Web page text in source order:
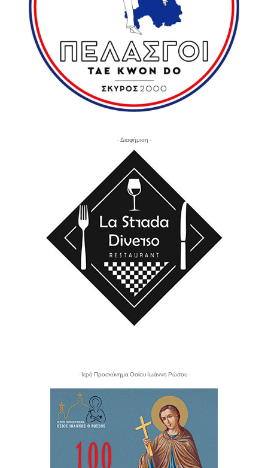
- Διαφήμιση -
- Ιερό Προσκύνημα Οσίου Ιωάννη Ρώσου -